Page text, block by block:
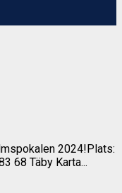
2024!Plats:
68 Täby Karta...